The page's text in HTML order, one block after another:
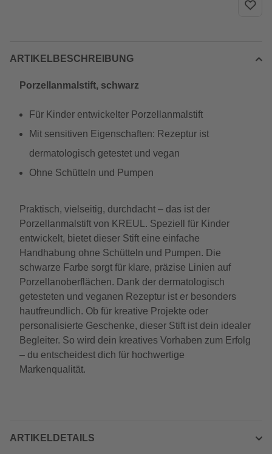
ARTIKELBESCHREIBUNG
Porzellanmalstift, schwarz
Für Kinder entwickelter Porzellanmalstift
Mit sensitiven Eigenschaften: Rezeptur ist
dermatologisch getestet und vegan
Ohne Schütteln und Pumpen
Praktisch, vielseitig, durchdacht – das ist der
Porzellanmalstift von KREUL. Speziell für Kinder
entwickelt, bietet dieser Stift eine einfache
Handhabung ohne Schütteln und Pumpen. Die
schwarze Farbe sorgt für klare, präzise Linien auf
Porzellanoberflächen. Dank der dermatologisch
getesteten und veganen Rezeptur ist er besonders
hautfreundlich. Ob für kreative Projekte oder
personalisierte Geschenke, dieser Stift ist dein idealer
Begleiter. So wird dein kreatives Vorhaben zum Erfolg
– du entscheidest dich für hochwertige
Markenqualität.
ARTIKELDETAILS